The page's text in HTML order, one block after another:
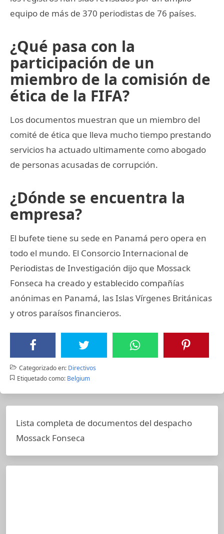
equipo de más de 370 periodistas de 76 países.
¿Qué pasa con la
participación de un
miembro de la comisión de
ética de la FIFA?
Los documentos muestran que un miembro del
comité de ética que lleva mucho tiempo prestando
servicios ha actuado ultimamente como abogado
de personas acusadas de corrupción.
¿Dónde se encuentra la
empresa?
El bufete tiene su sede en Panamá pero opera en
todo el mundo. El Consorcio Internacional de
Periodistas de Investigación dijo que Mossack
Fonseca ha creado y establecido compañías
anónimas en Panamá, las Islas Vírgenes Británicas
y otros paraísos financieros.
Categorizado en: Directivos
Etiquetado como: Belgium
Lista completa de documentos del despacho
Mossack Fonseca